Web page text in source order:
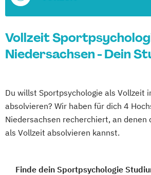
Vollzeit
Niedersachsen - Dein
Du willst Sportpsychologie als Vollzeit
absolvieren? Wir haben für dich 4
Niedersachsen recherchiert, an denen
als Vollzeit absolvieren kannst.
Finde dein Sportpsychologie